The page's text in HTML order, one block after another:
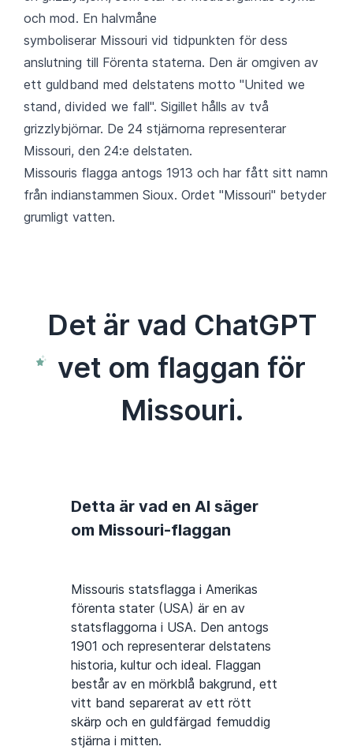
och mod. En halvmåne
symboliserar Missouri vid tidpunkten för dess
anslutning till Förenta staterna. Den är omgiven av
ett guldband med delstatens motto "United we
stand, divided we fall". Sigillet hålls av två
grizzlybjörnar. De 24 stjärnorna representerar
Missouri, den 24:e delstaten.
Missouris flagga antogs 1913 och har fått sitt namn
från indianstammen Sioux. Ordet "Missouri" betyder
grumligt vatten.
Det är vad ChatGPT
vet om flaggan för
Missouri.
Detta är vad en AI säger
om Missouri-flaggan
Missouris statsflagga i Amerikas
förenta stater (USA) är en av
statsflaggorna i USA. Den antogs
1901 och representerar delstatens
historia, kultur och ideal. Flaggan
består av en mörkblå bakgrund, ett
vitt band separerat av ett rött
skärp och en guldfärgad femuddig
stjärna i mitten.